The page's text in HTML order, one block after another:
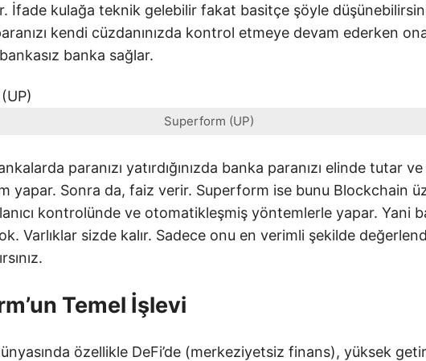
İfade kulağa teknik gelebilir fakat basitçe şöyle
kendi cüzdanınızda kontrol etmeye devam ederken
banka sağlar.
Superform (UP)
paranızı yatırdığınızda banka paranızı elinde tutar
yapar. Sonra da, faiz verir. Superform ise bunu Blockchain
kontrolünde ve otomatikleşmiş yöntemlerle yapar. Yani
Varlıklar sizde kalır. Sadece onu en verimli şekilde
Temel İşlevi
özellikle DeFi’de (merkeziyetsiz finans), yüksek